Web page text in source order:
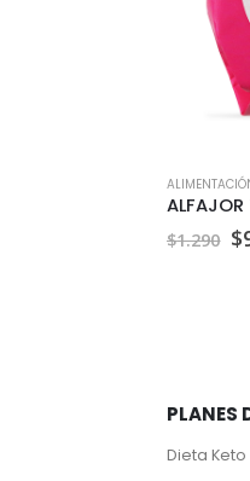
$1.290 El
$
PLANES
Dieta Keto